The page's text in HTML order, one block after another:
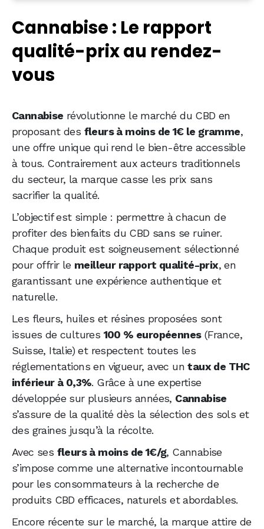
rendez-vous
Avis sur Cannabise : Que valent réellement
les produits vendus ? On a essayé !
Avis Cannabise : Qu’en pensent les clients
Cannabise : Les autres points à savoir avant
d’acheter
Notre avis final sur Cannabise
Cannabise : Le rapport
qualité-prix au rendez-
vous
Cannabise révolutionne le marché du CBD en
proposant des fleurs à moins de 1€ le gramme,
une offre unique qui rend le bien-être accessible
à tous. Contrairement aux acteurs traditionnels
du secteur, la marque casse les prix sans
sacrifier la qualité.
L’objectif est simple : permettre à chacun de
profiter des bienfaits du CBD sans se ruiner.
Chaque produit est soigneusement sélectionné
pour offrir le meilleur rapport qualité-prix, en
garantissant une expérience authentique et
naturelle.
Les fleurs, huiles et résines proposées sont
issues de cultures 100 % européennes(France,
Suisse, Italie) et respectent toutes les
réglementations en vigueur, avec untaux de THC
inférieur à 0,3%. Grâce à une expertise
développée sur plusieurs années, Cannabise
s’assure de la qualité dès la sélection des sols et
des graines jusqu’à la récolte.
Avec ses fleurs à moins de 1€/g, Cannabise
s’impose comme une alternative incontournable
pour les consommateurs à la recherche de
produits CBD efficaces, naturels et abordables.
Encore récente sur le marché, la marque attire de